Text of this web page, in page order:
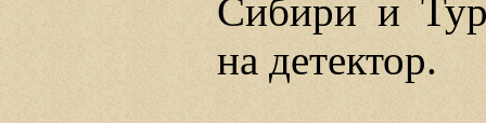
Сибири и
на детектор.